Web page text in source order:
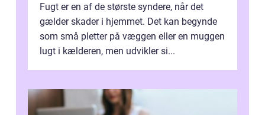
Fugt er en af de største syndere, når det
gælder skader i hjemmet. Det kan begynde
som små pletter på væggen eller en muggen
lugt i kælderen, men udvikler si...